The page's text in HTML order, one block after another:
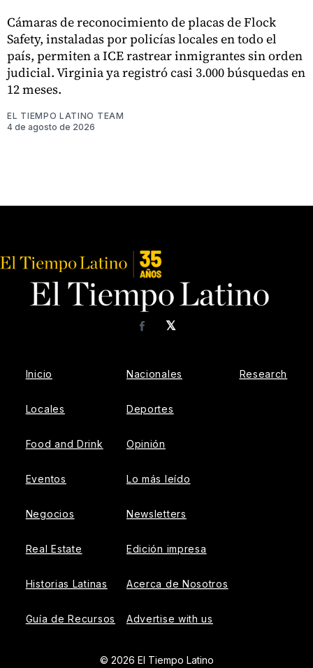
Cámaras de reconocimiento de placas de Flock
Safety, instaladas por policías locales en todo el
país, permiten a ICE rastrear inmigrantes sin orden
judicial. Virginia ya registró casi 3.000 búsquedas en
12 meses.
EL TIEMPO LATINO TEAM
4 de agosto de 2026
𝕏
Facebook
Inicio
Locales
Food and Drink
Eventos
Negocios
Real Estate
Historias Latinas
Guía de Recursos
Nacionales
Deportes
Opinión
Lo más leído
Newsletters
Edición impresa
Acerca de Nosotros
Advertise with us
Research
© 2026 El Tiempo Latino